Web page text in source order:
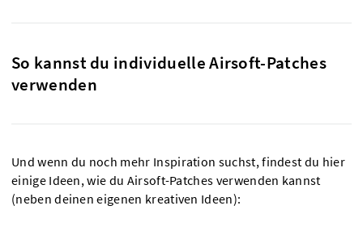
So kannst du individuelle Airsoft-Patches
verwenden
Und wenn du noch mehr Inspiration suchst, findest du hier
einige Ideen, wie du Airsoft-Patches verwenden kannst
(neben deinen eigenen kreativen Ideen):